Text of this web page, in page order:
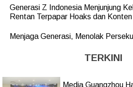
Generasi Z Indonesia Menjunjung
Rentan Terpapar Hoaks dan
Menjaga Generasi, Menolak
TERKINI
Media Guangzhou